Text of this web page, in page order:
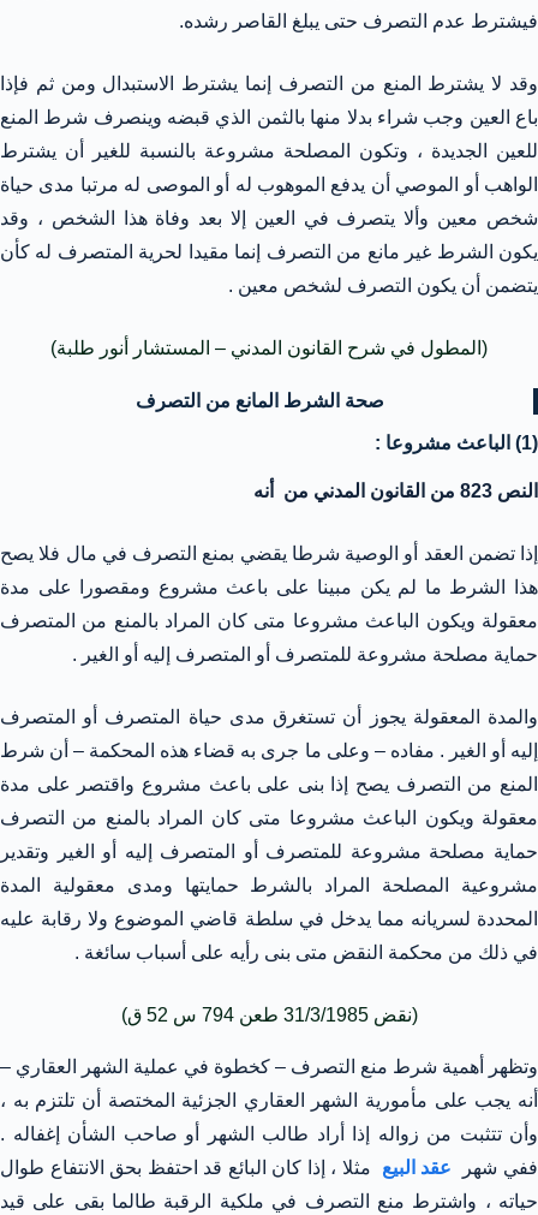
فيشترط عدم التصرف حتى يبلغ القاصر رشده.
وقد لا يشترط المنع من التصرف إنما يشترط الاستبدال ومن ثم فإذا
باع العين وجب شراء بدلا منها بالثمن الذي قبضه وينصرف شرط المنع
للعين الجديدة ، وتكون المصلحة مشروعة بالنسبة للغير أن يشترط
الواهب أو الموصي أن يدفع الموهوب له أو الموصى له مرتبا مدى حياة
شخص معين وألا يتصرف في العين إلا بعد وفاة هذا الشخص ، وقد
يكون الشرط غير مانع من التصرف إنما مقيدا لحرية المتصرف له كأن
يتضمن أن يكون التصرف لشخص معين .
(المطول في شرح القانون المدني – المستشار أنور طلبة)
صحة الشرط المانع من التصرف
(1) الباعث مشروعا :
النص 823 من القانون المدني من أنه
إذا تضمن العقد أو الوصية شرطا يقضي بمنع التصرف في مال فلا يصح
هذا الشرط ما لم يكن مبينا على باعث مشروع ومقصورا على مدة
معقولة ويكون الباعث مشروعا متى كان المراد بالمنع من المتصرف
حماية مصلحة مشروعة للمتصرف أو المتصرف إليه أو الغير .
والمدة المعقولة يجوز أن تستغرق مدى حياة المتصرف أو المتصرف
إليه أو الغير . مفاده – وعلى ما جرى به قضاء هذه المحكمة – أن شرط
المنع من التصرف يصح إذا بنى على باعث مشروع واقتصر على مدة
معقولة ويكون الباعث مشروعا متى كان المراد بالمنع من التصرف
حماية مصلحة مشروعة للمتصرف أو المتصرف إليه أو الغير وتقدير
مشروعية المصلحة المراد بالشرط حمايتها ومدى معقولية المدة
المحددة لسريانه مما يدخل في سلطة قاضي الموضوع ولا رقابة عليه
في ذلك من محكمة النقض متى بنى رأيه على أسباب سائغة .
(نقض 31/3/1985 طعن 794 س 52 ق)
وتظهر أهمية شرط منع التصرف – كخطوة في عملية الشهر العقاري –
أنه يجب على مأمورية الشهر العقاري الجزئية المختصة أن تلتزم به ،
وأن تتثبت من زواله إذا أراد طالب الشهر أو صاحب الشأن إغفاله .
ففي شهر عقد البيع مثلا ، إذا كان البائع قد احتفظ بحق الانتفاع طوال
حياته ، واشترط منع التصرف في ملكية الرقبة طالما بقى على قيد